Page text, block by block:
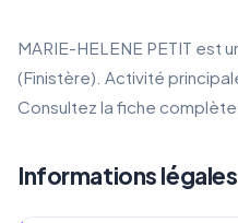
MARIE-HELENE PETIT est
(Finistère). Activité
Consultez la fiche
Informations